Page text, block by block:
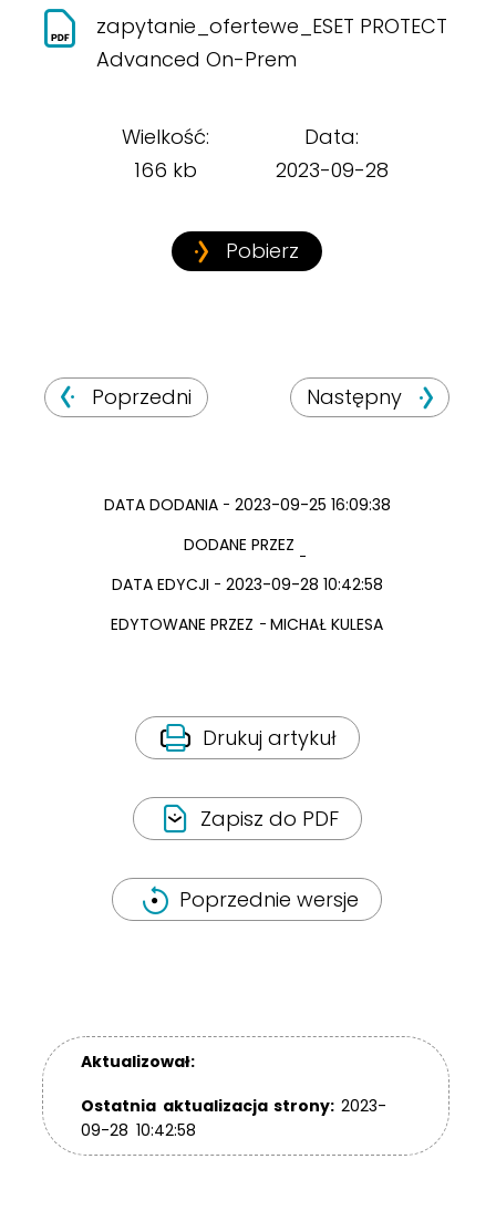
zapytanie_ofertewe_ESET PROTECT
Advanced On-Prem
Wielkość:
166 kb
Data:
2023-09-28
Pobierz
Poprzedni Następny
DATA DODANIA
2023-09-25 16:09:38
DODANE PRZEZ
DATA EDYCJI
2023-09-28 10:42:58
EDYTOWANE PRZEZ
MICHAŁ KULESA
Drukuj artykuł
Zapisz do PDF
Poprzednie wersje
Aktualizował:
Ostatnia aktualizacja strony: 2023-
09-28 10:42:58